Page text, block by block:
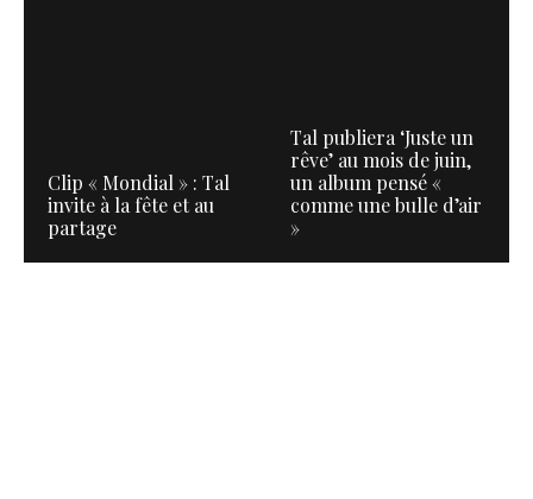
Clip « Mondial » : Tal
invite à la fête et au
partage
Tal publiera ‘Juste un
rêve’ au mois de juin,
un album pensé «
comme une bulle d’air
»